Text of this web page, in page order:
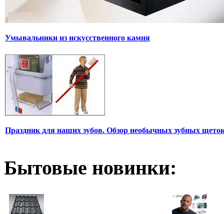
Умывальники из искусственного камня
Праздник для наших зубов. Обзор необычных зубных
Бытовые новинки: